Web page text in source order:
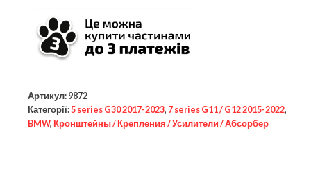
Артикул: 9872
Категорії:5 series G30 2017-2023, 7 series G11 / G12 2015-2022,
BMW, Кронштейны / Крепления / Усилители / Абсорбер